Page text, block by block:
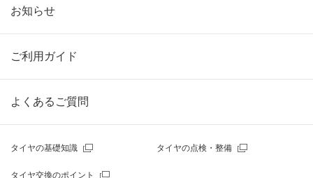
お知らせ
ご利用ガイド
よくあるご質問
タイヤの基礎知識 タイヤの点検・整備
タイヤ交換のポイント